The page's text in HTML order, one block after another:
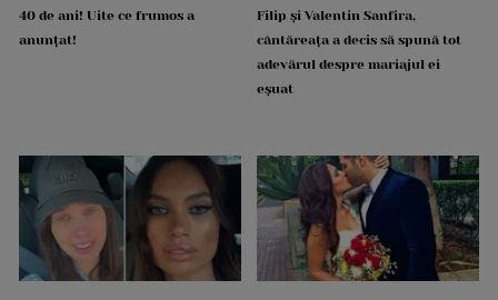
40 de ani! Uite ce frumos a
anunțat!
Filip și Valentin Sanfira,
cântăreața a decis să spună tot
adevărul despre mariajul ei
eșuat